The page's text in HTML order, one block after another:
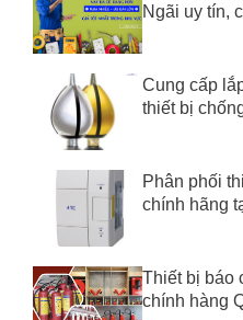
Ngãi uy tín,
Cung cấp
thiết bị
Phân phối
chính hãng
Thiết bị báo
chính hàng